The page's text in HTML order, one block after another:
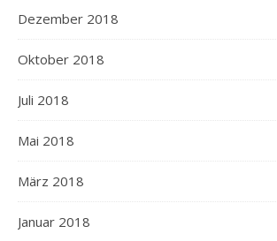
Dezember 2018
Oktober 2018
Juli 2018
Mai 2018
März 2018
Januar 2018